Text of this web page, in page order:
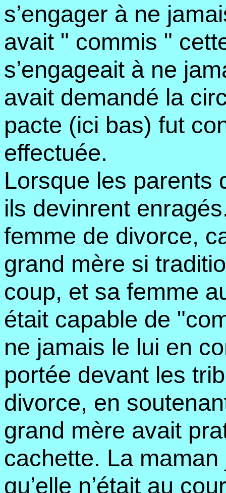
s’engager à ne
avait " commis "
s’engageait à ne
avait demandé la
pacte (ici bas) fut
effectuée.
Lorsque les parents
ils devinrent
femme de divorce,
grand mère si
coup, et sa femme
était capable de
ne jamais le lui en
portée devant les
divorce, en
grand mère avait
cachette. La
qu’elle n’était au